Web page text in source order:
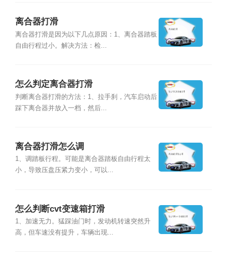
离合器打滑
离合器打滑是因为以下几点原因：1、离合器踏板
自由行程过小。解决方法：检...
怎么判定离合器打滑
判断离合器打滑的方法：1、拉手刹，汽车启动后
踩下离合器并放入一档，然后...
离合器打滑怎么调
1、调踏板行程。可能是离合器踏板自由行程太
小，导致压盘压紧力变小，可以...
怎么判断cvt变速箱打滑
1、加速无力。猛踩油门时，发动机转速突然升
高，但车速没有提升，车辆出现...